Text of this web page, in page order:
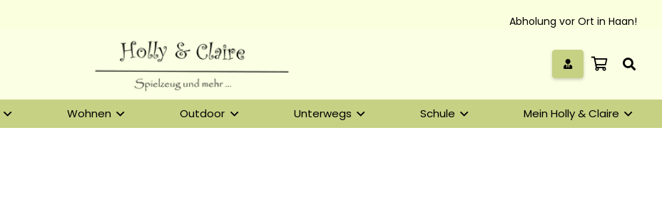
Abholung vor Ort in Haan!
Wohnen Outdoor Unterwegs Schule Mein Holly & Claire